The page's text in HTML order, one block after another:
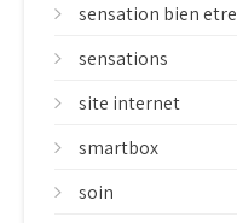
sensation bien etre
sensations
site internet
smartbox
soin